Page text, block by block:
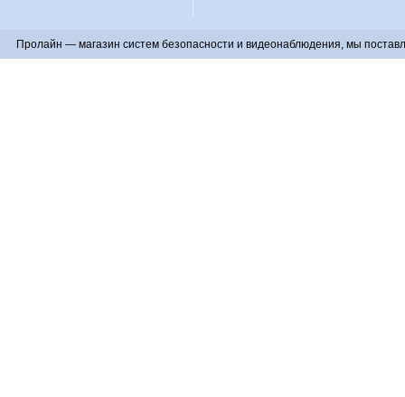
Пролайн — магазин систем безопасности и видеонаблюдения, мы